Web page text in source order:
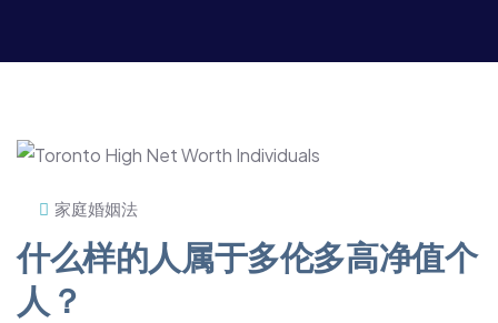
家庭婚姻法
什么样的人属于多伦多高净值个
人？